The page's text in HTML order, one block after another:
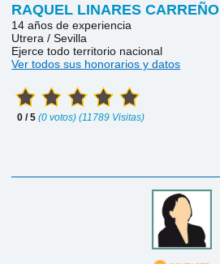
RAQUEL LINARES CARREÑO
14 años de experiencia
Utrera / Sevilla
Ejerce todo territorio nacional
Ver todos sus honorarios y datos
0 / 5(0 votos) (11789 Visitas)